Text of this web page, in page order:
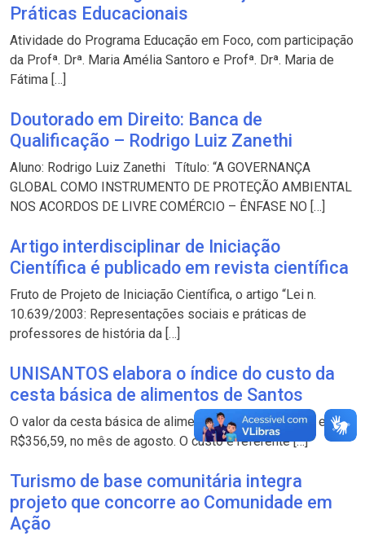
Práticas Educacionais
Atividade do Programa Educação em Foco, com participação
da Profª. Drª. Maria Amélia Santoro e Profª. Drª. Maria de
Fátima […]
Doutorado em Direito: Banca de
Qualificação – Rodrigo Luiz Zanethi
Aluno: Rodrigo Luiz Zanethi Título: “A GOVERNANÇA
GLOBAL COMO INSTRUMENTO DE PROTEÇÃO AMBIENTAL
NOS ACORDOS DE LIVRE COMÉRCIO – ÊNFASE NO […]
Artigo interdisciplinar de Iniciação
Científica é publicado em revista científica
Fruto de Projeto de Iniciação Científica, o artigo “Lei n.
10.639/2003: Representações sociais e práticas de
professores de história da […]
UNISANTOS elabora o índice do custo da
cesta básica de alimentos de Santos
O valor da cesta básica de alimentos em Santos ficou em
R$356,59, no mês de agosto. O custo é referente […]
Turismo de base comunitária integra
projeto que concorre ao Comunidade em
Ação